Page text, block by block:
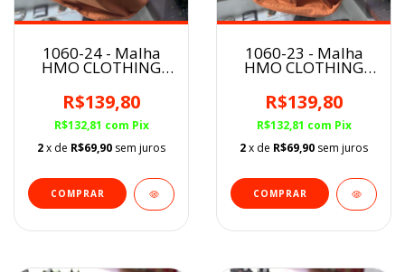
1060-24 - Malha
HMO CLOTHING
R$139,80
R$132,81 com Pix
2x de R$69,90 sem juros
COMPRAR
1060-23 - Malha
HMO CLOTHING
R$139,80
R$132,81 com Pix
2x de R$69,90 sem juros
COMPRAR